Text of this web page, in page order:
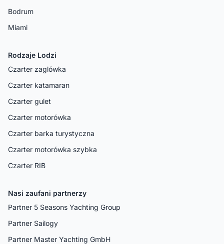
Bodrum
Miami
Rodzaje Lodzi
Czarter zaglówka
Czarter katamaran
Czarter gulet
Czarter motorówka
Czarter barka turystyczna
Czarter motorówka szybka
Czarter RIB
Nasi zaufani partnerzy
Partner 5 Seasons Yachting Group
Partner Sailogy
Partner Master Yachting GmbH